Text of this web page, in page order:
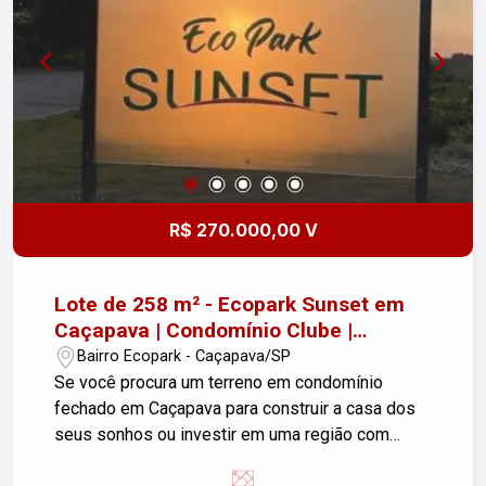
R$ 270.000,00 V
Lote de 258 m² - Ecopark Sunset em
Caçapava | Condomínio Clube |
Excelente Localização
Bairro Ecopark - Caçapava/SP
Se você procura um terreno em condomínio
fechado em Caçapava para construir a casa dos
seus sonhos ou investir em uma região com